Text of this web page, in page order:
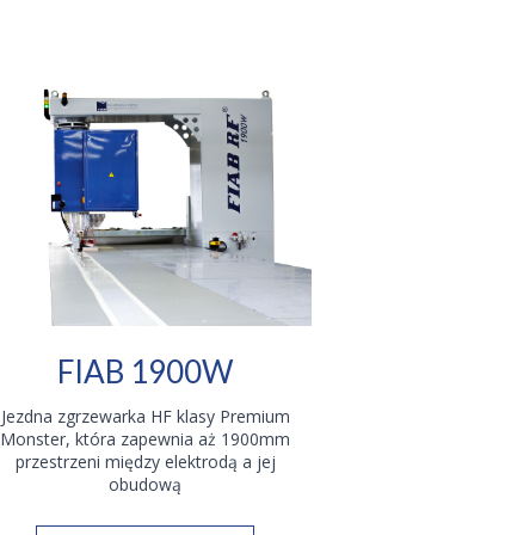
FIAB 1900W
Jezdna zgrzewarka HF klasy Premium
Monster, która zapewnia aż 1900mm
przestrzeni między elektrodą a jej
obudową